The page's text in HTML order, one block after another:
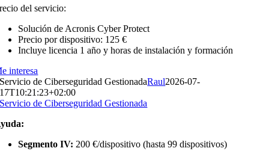
del servicio:
Solución de Acronis Cyber Protect
Precio por dispositivo: 125 €
Incluye licencia 1 año y horas de instalación y formación
interesa
Servicio de Ciberseguridad GestionadaRaul2026-07-
17T10:21:23+02:00
Servicio de Ciberseguridad Gestionada
Segmento IV: 200 €/dispositivo (hasta 99 dispositivos)